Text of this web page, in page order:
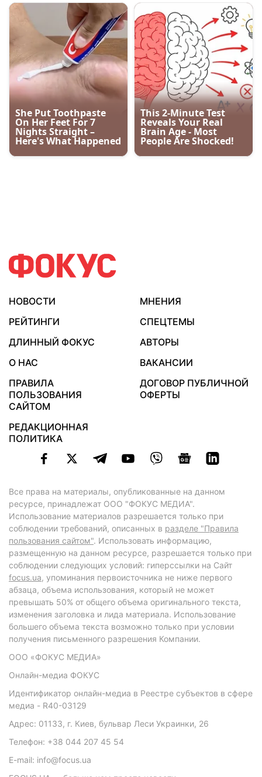
НОВОСТИ
МНЕНИЯ
РЕЙТИНГИ
СПЕЦТЕМЫ
ДЛИННЫЙ ФОКУС
АВТОРЫ
О НАС
ВАКАНСИИ
ПРАВИЛА
ПОЛЬЗОВАНИЯ
САЙТОМ
ДОГОВОР ПУБЛИЧНОЙ
ОФЕРТЫ
РЕДАКЦИОННАЯ
ПОЛИТИКА
Все права на материалы, опубликованные на данном
ресурсе, принадлежат ООО "ФОКУС МЕДИА".
Использование материалов разрешается только при
соблюдении требований, описанных в разделе "Правила
пользования сайтом". Использовать информацию,
размещенную на данном ресурсе, разрешается только при
соблюдении следующих условий: гиперссылки на Сайт
focus.ua, упоминания первоисточника не ниже первого
абзаца, объема использования, который не может
превышать 50% от общего объема оригинального текста,
изменения заголовка и лида материала. Использование
большего объема текста возможно только при условии
получения письменного разрешения Компании.
ООО «ФОКУС МЕДИА»
Онлайн-медиа ФОКУС
Идентификатор онлайн-медиа в Реестре субъектов в сфере
медиа - R40-03129
Адрес: 01133, г. Киев, бульвар Леси Украинки, 26
Телефон: +38 044 207 45 54
E-mail: info@focus.ua